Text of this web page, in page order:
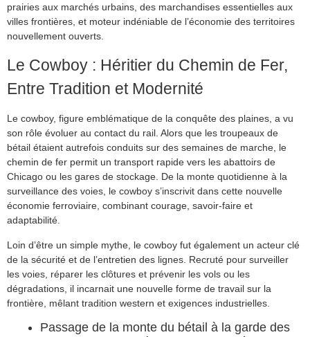
prairies aux marchés urbains, des marchandises essentielles aux
villes frontières, et moteur indéniable de l’économie des territoires
nouvellement ouverts.
Le Cowboy : Héritier du Chemin de Fer,
Entre Tradition et Modernité
Le cowboy, figure emblématique de la conquête des plaines, a vu
son rôle évoluer au contact du rail. Alors que les troupeaux de
bétail étaient autrefois conduits sur des semaines de marche, le
chemin de fer permit un transport rapide vers les abattoirs de
Chicago ou les gares de stockage. De la monte quotidienne à la
surveillance des voies, le cowboy s’inscrivit dans cette nouvelle
économie ferroviaire, combinant courage, savoir-faire et
adaptabilité.
Loin d’être un simple mythe, le cowboy fut également un acteur clé
de la sécurité et de l’entretien des lignes. Recruté pour surveiller
les voies, réparer les clôtures et prévenir les vols ou les
dégradations, il incarnait une nouvelle forme de travail sur la
frontière, mêlant tradition western et exigences industrielles.
Passage de la monte du bétail à la garde des